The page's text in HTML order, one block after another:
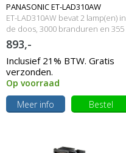
PANASONIC ET-LAD310AW
Originele lampmodule
ET-LAD310AW bevat 2 lamp(en) in
de doos, 3000 branduren en 355
Watt
893,-
Inclusief 21% BTW. Gratis
verzonden.
Op voorraad
Meer info
Bestel